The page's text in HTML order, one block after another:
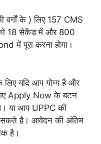
वर्गों के ) लिए 157 CMS
18 सेकेंड में और 800
में पूरा करना होगा।
यदि आप योग्य है और
गए Apply Now के बटन
या आप UPPC की
सकते है। आवेदन की अंतिम
है।